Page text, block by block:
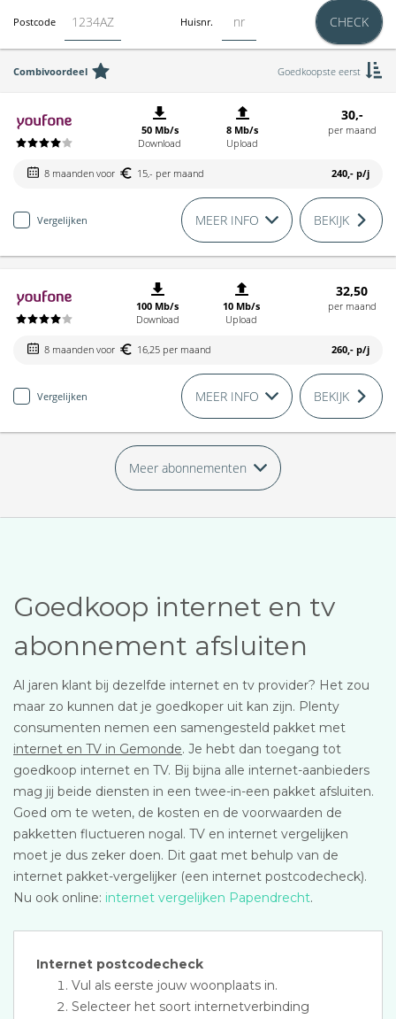
Postcode Huisnr. CHECK
Combivoordeel Goedkoopste eerst
50 Mb/s
Download
8 Mb/s
Upload
30,-
per maand
8 maanden voor 15,- per maand 240,- p/j
Vergelijken MEER INFO BEKIJK
100 Mb/s
Download
10 Mb/s
Upload
32,50
per maand
8 maanden voor 16,25 per maand 260,- p/j
Vergelijken MEER INFO BEKIJK
Meer abonnementen
Goedkoop internet en tv
abonnement afsluiten
Al jaren klant bij dezelfde internet en tv provider? Het zou
maar zo kunnen dat je goedkoper uit kan zijn. Plenty
consumenten nemen een samengesteld pakket met
internet en TV in Gemonde. Je hebt dan toegang tot
goedkoop internet en TV. Bij bijna alle internet-aanbieders
mag jij beide diensten in een twee-in-een pakket afsluiten.
Goed om te weten, de kosten en de voorwaarden de
pakketten fluctueren nogal. TV en internet vergelijken
moet je dus zeker doen. Dit gaat met behulp van de
internet pakket-vergelijker (een internet postcodecheck).
Nu ook online: internet vergelijken Papendrecht.
Internet postcodecheck
Vul als eerste jouw woonplaats in.
Selecteer het soort internetverbinding